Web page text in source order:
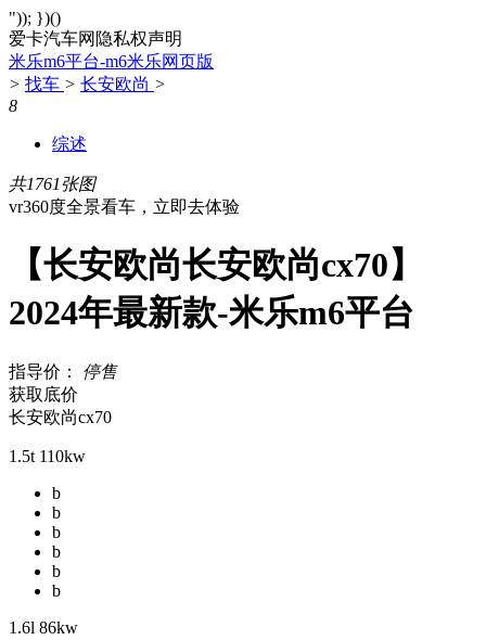
")); })()
爱卡汽车网隐私权声明
米乐m6平台-m6米乐网页版
> 找车 > 长安欧尚 >
8
综述
共1761张图
vr360度全景看车，立即去体验
【长安欧尚长安欧尚cx70】
2024年最新款-米乐m6平台
指导价： 停售
获取底价
长安欧尚cx70
1.5t 110kw
b
b
b
b
b
b
1.6l 86kw